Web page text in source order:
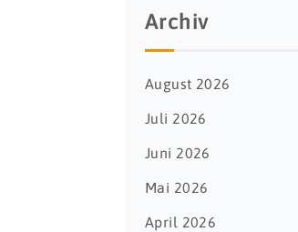
Archiv
August 2026
Juli 2026
Juni 2026
Mai 2026
April 2026